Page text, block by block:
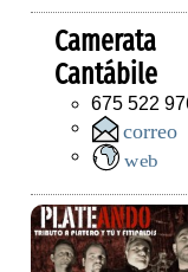
Camerata
Cantábile
675 522